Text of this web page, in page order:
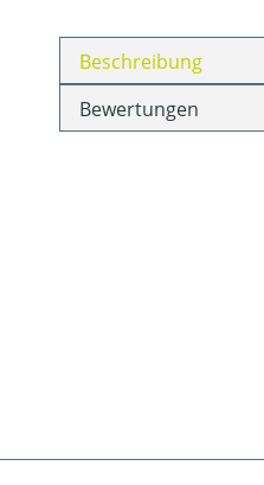
Beschreibung
Bewertungen